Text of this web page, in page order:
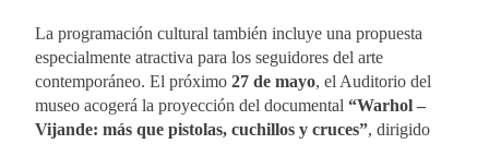
La programación cultural también incluye una propuesta
especialmente atractiva para los seguidores del arte
contemporáneo. El próximo 27 de mayo, el Auditorio del
museo acogerá la proyección del documental “Warhol –
Vijande: más que pistolas, cuchillos y cruces”, dirigido